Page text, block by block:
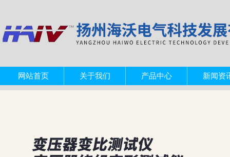
网站首页 关于我们 产品中心 新闻资